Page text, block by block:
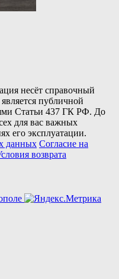
несёт справочный
публичной
Статьи 437 ГК РФ. До
для вас важных
его эксплуатации.
данных Согласие на
возврата